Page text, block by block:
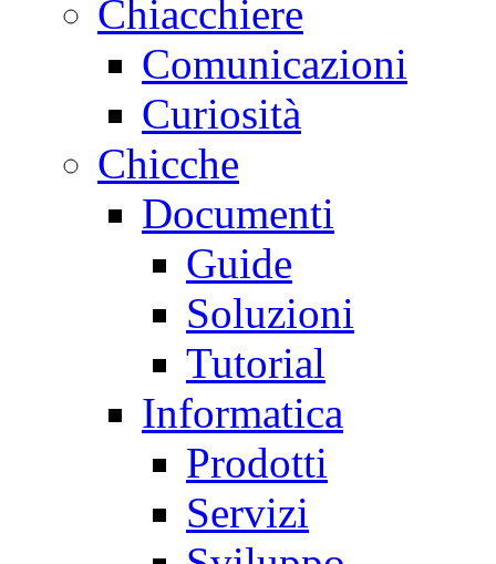
Chiacchiere
Comunicazioni
Curiosità
Chicche
Documenti
Guide
Soluzioni
Tutorial
Informatica
Prodotti
Servizi